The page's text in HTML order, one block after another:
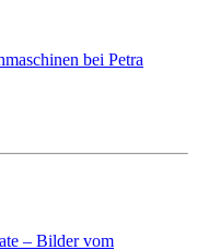
bei Petra
– Bilder vom